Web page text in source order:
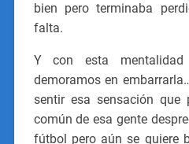
bien pero terminaba
falta.
Y con esta
demoramos en
sentir esa sensación
común de esa gente
fútbol pero aún se quiere